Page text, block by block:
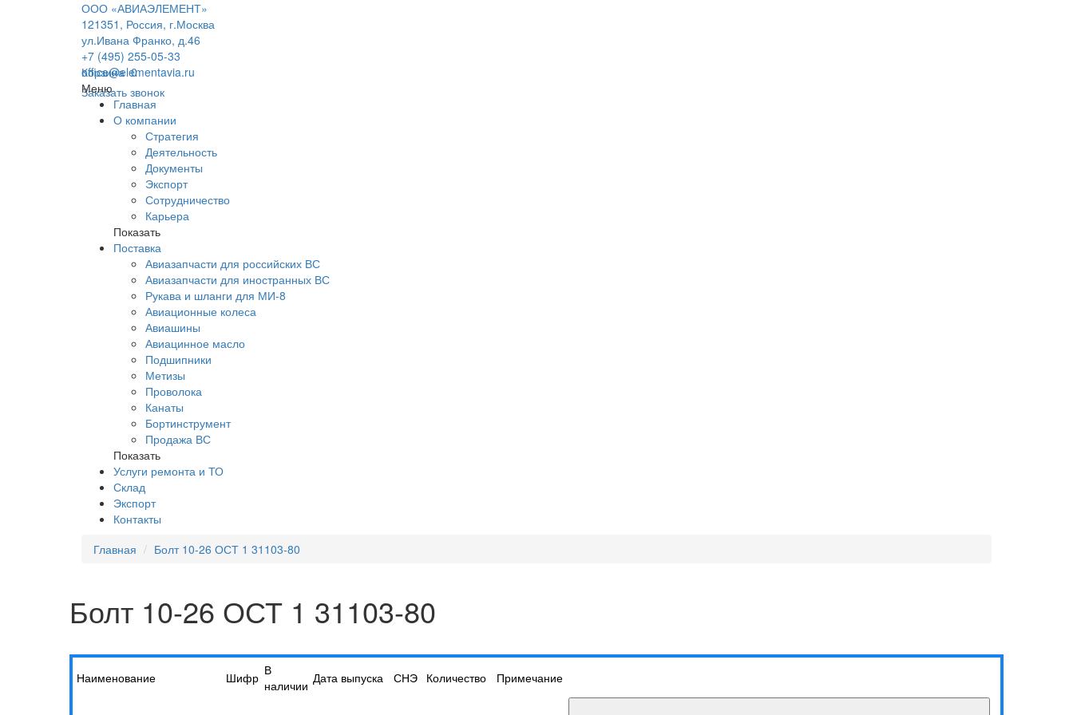
ООО «АВИАЭЛЕМЕНТ»
121351, Россия, г.Москва
ул.Ивана Франко, д.46
+7 (495) 255-05-33
office@elementavia.ru
Заказать звонок
Корзина0
Меню
Главная
О компании
Стратегия
Деятельность
Документы
Экспорт
Сотрудничество
Карьера
Показать
Поставка
Авиазапчасти для российских ВС
Авиазапчасти для иностранных ВС
Рукава и шланги для МИ-8
Авиационные колеса
Авиашины
Авиацинное масло
Подшипники
Метизы
Проволока
Канаты
Бортинструмент
Продажа ВС
Показать
Услуги ремонта и ТО
Склад
Экспорт
Контакты
Главная
Болт 10-26 ОСТ 1 31103-80
Болт 10-26 ОСТ 1 31103-80
Наименование Шифр В
наличии Дата выпуска СНЭ Количество Примечание